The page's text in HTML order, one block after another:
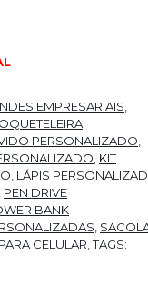
EMPRESARIAIS,
PERSONALIZADO,
, KIT
, LÁPIS
, PEN DRIVE
BANK
,
CELULAR,TAGS: